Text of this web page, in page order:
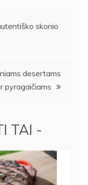
skonio
desertams
pyragaičiams
TAI -